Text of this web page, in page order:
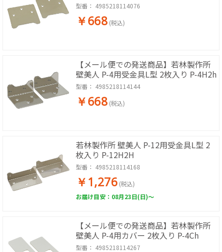
型番： 4985218114076
￥668 (税込)
【メール便での発送商品】若林製作所
壁美人 P-4用受金具L型 2枚入り P-4H2h
型番： 4985218114144
￥668 (税込)
若林製作所 壁美人 P-12用受金具L型 2
枚入り P-12H2H
型番： 4985218114168
￥1,276 (税込)
お届け目安：08月23日(日)～
【メール便での発送商品】若林製作所
壁美人 P-4用カバー 2枚入り P-4Ch
型番： 4985218114267